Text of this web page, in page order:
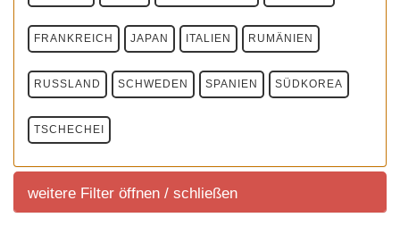
FRANKREICH JAPAN ITALIEN RUMÄNIEN
RUSSLAND SCHWEDEN SPANIEN SÜDKOREA
TSCHECHEI
weitere Filter öffnen / schließen